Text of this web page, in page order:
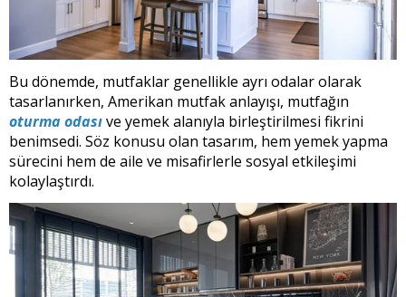
Bu dönemde, mutfaklar genellikle ayrı odalar olarak
tasarlanırken, Amerikan mutfak anlayışı, mutfağın
oturma odasıve yemek alanıyla birleştirilmesi fikrini
benimsedi. Söz konusu olan tasarım, hem yemek yapma
sürecini hem de aile ve misafirlerle sosyal etkileşimi
kolaylaştırdı.